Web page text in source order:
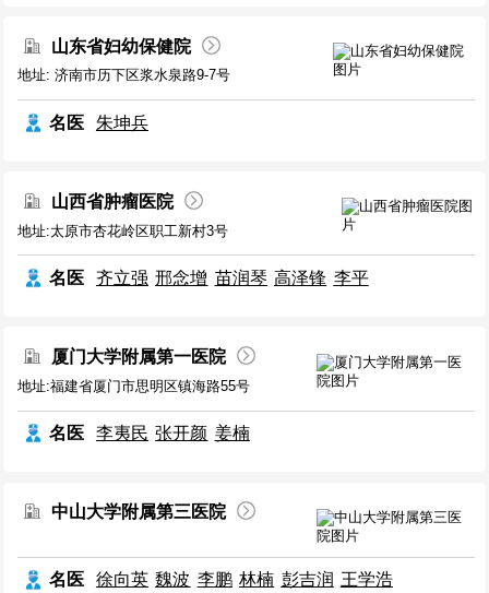
山东省妇幼保健院
地址: 济南市历下区浆水泉路9-7号
名医 朱坤兵
山西省肿瘤医院
地址:太原市杏花岭区职工新村3号
名医 齐立强 邢念增 苗润琴 高泽锋 李平
厦门大学附属第一医院
地址:福建省厦门市思明区镇海路55号
名医 李夷民 张开颜 姜楠
中山大学附属第三医院
名医 徐向英 魏波 李鹏 林楠 彭吉润 王学浩